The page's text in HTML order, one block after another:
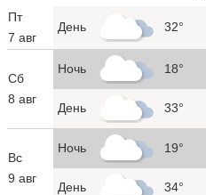
Пт
7 авг
День 32°
Сб
8 авг
Ночь 18°
День 33°
Вс
9 авг
Ночь 19°
День 34°